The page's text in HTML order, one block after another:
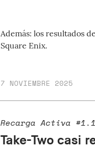
Además: los resultados
Square Enix.
7 NOVIEMBRE 2025
Recarga Activa
Take-Two casi